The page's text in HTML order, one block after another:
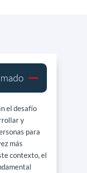
el desafío
y
para
más
contexto, el